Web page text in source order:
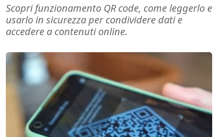
Scopri funzionamento QR code, come leggerlo e
usarlo in sicurezza per condividere dati e
accedere a contenuti online.